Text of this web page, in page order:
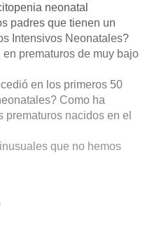
neonatal
padres que tienen un
Intensivos Neonatales?
prematuros de muy bajo
en los primeros 50
Como ha
nacidos en el
que no hemos